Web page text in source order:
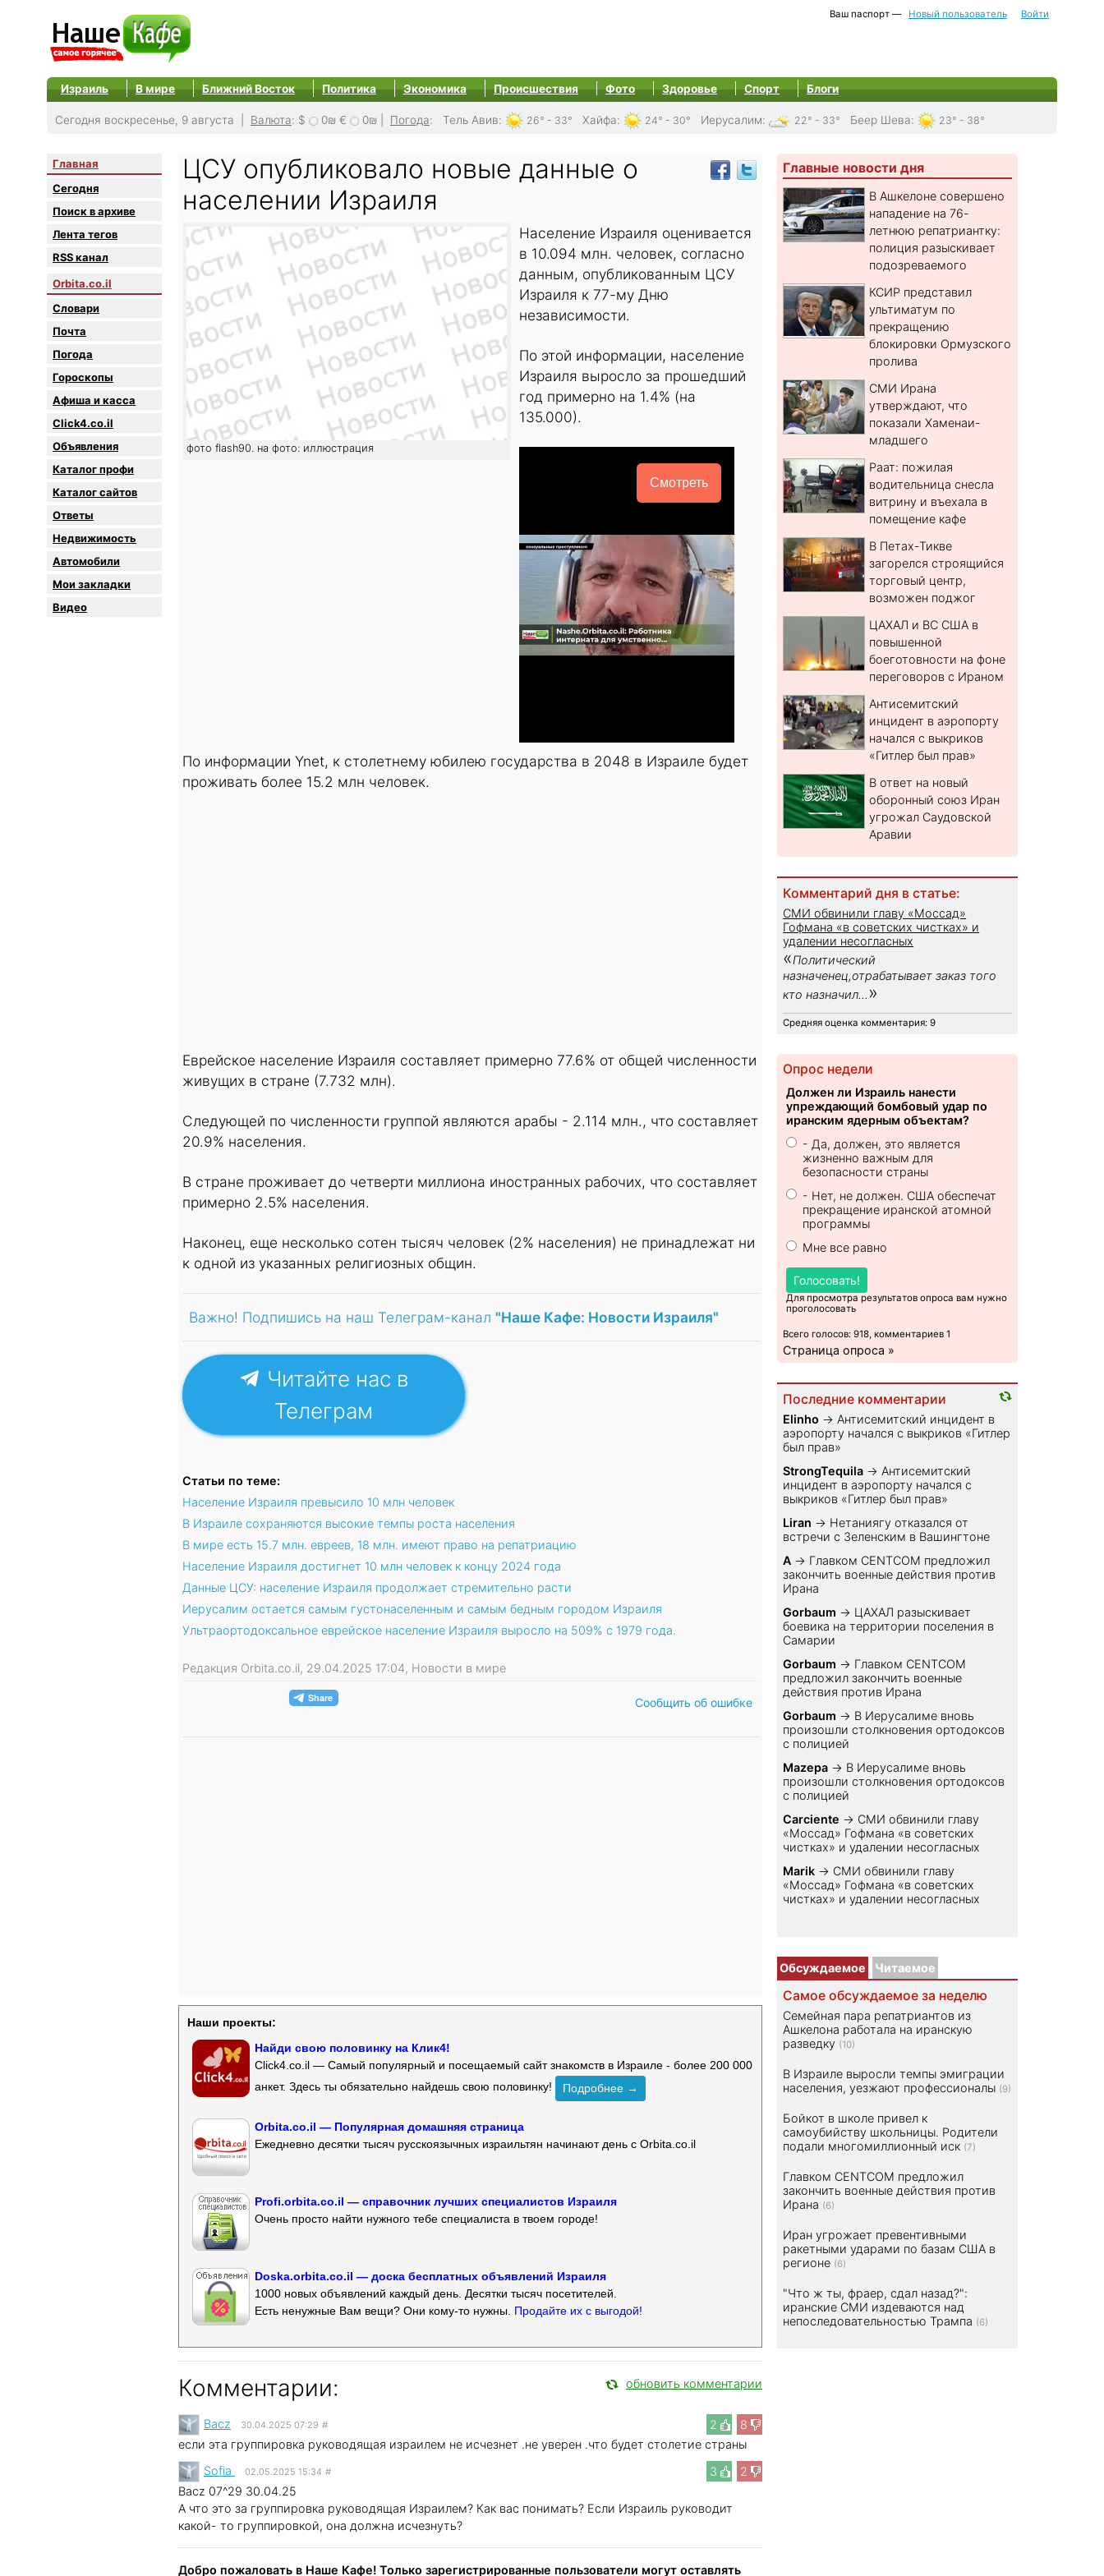
Ваш паспорт — Новый пользователь Войти
Израиль В мире Ближний Восток Политика Экономика Происшествия Фото Здоровье Спорт Блоги
Сегодня воскресенье, 9 августа | Валюта: $ 0₪ € 0₪ Погода: Тель Авив: 26° - 33° Хайфа: 24° - 30° Иерусалим: 22° - 33° Беер Шева: 23° - 38°
Главная
Сегодня
Поиск в архиве
Лента тегов
RSS канал
Orbita.co.il
Словари
Почта
Погода
Гороскопы
Афиша и касса
Click4.co.il
Объявления
Каталог профи
Каталог сайтов
Oтветы
Недвижимость
Автомобили
Мои закладки
Видео
ЦСУ опубликовало новые данные о
населении Израиля
фото flash90. на фото: иллюстрация
Население Израиля оценивается
в 10.094 млн. человек, согласно
данным, опубликованным ЦСУ
Израиля к 77-му Дню
независимости.
По этой информации, население
Израиля выросло за прошедший
год примерно на 1.4% (на
135.000).
Смотреть
По информации Ynet, к столетнему юбилею государства в 2048 в Израиле будет
проживать более 15.2 млн человек.
Еврейское население Израиля составляет примерно 77.6% от общей численности
живущих в стране (7.732 млн).
Следующей по численности группой являются арабы - 2.114 млн., что составляет
20.9% населения.
В стране проживает до четверти миллиона иностранных рабочих, что составляет
примерно 2.5% населения.
Наконец, еще несколько сотен тысяч человек (2% населения) не принадлежат ни
к одной из указанных религиозных общин.
Важно! Подпишись на наш Телеграм-канал "Наше Кафе: Новости Израиля"
Читайте нас в
Телеграм
Статьи по теме:
Население Израиля превысило 10 млн человек
В Израиле сохраняются высокие темпы роста населения
В мире есть 15.7 млн. евреев, 18 млн. имеют право на репатриацию
Население Израиля достигнет 10 млн человек к концу 2024 года
Данные ЦСУ: население Израиля продолжает стремительно расти
Иерусалим остается самым густонаселенным и самым бедным городом Израиля
Ультраортодоксальное еврейское население Израиля выросло на 509% с 1979 года.
Редакция Orbita.co.il, 29.04.2025 17:04, Новости в мире
Сообщить об ошибке
Наши проекты:
Найди свою половинку на Клик4!
Click4.co.il — Самый популярный и посещаемый сайт знакомств в Израиле - более 200 000
анкет. Здесь ты обязательно найдешь свою половинку!
Подробнее →
Orbita.co.il — Популярная домашняя страница
Ежедневно десятки тысяч русскоязычных израильтян начинают день с Orbita.co.il
Profi.orbita.co.il — справочник лучших специалистов Израиля
Очень просто найти нужного тебе специалиста в твоем городе!
Doska.orbita.co.il — доска бесплатных объявлений Израиля
1000 новых объявлений каждый день. Десятки тысяч посетителей.
Есть ненужные Вам вещи? Они кому-то нужны. Продайте их с выгодой!
Комментарии: обновить комментарии
2 8
Bacz 30.04.2025 07:29 #
если эта группировка руководящая израилем не исчезнет .не уверен .что будет столетие страны
3
2
Sofia 02.05.2025 15:34 #
Bacz 07^29 30.04.25
А что это за группировка руководящая Израилем? Как вас понимать? Если Израиль руководит
какой- то группировкой, она должна исчезнуть?
Добро пожаловать в Наше Кафе! Только зарегистрированные пользователи могут оставлять
Главные новости дня
В Ашкелоне совершено
нападение на 76-
летнюю репатриантку:
полиция разыскивает
подозреваемого
КСИР представил
ультиматум по
прекращению
блокировки Ормузского
пролива
СМИ Ирана
утверждают, что
показали Хаменаи-
младшего
Раат: пожилая
водительница снесла
витрину и въехала в
помещение кафе
В Петах-Тикве
загорелся строящийся
торговый центр,
возможен поджог
ЦАХАЛ и ВС США в
повышенной
боеготовности на фоне
переговоров с Ираном
Антисемитский
инцидент в аэропорту
начался с выкриков
«Гитлер был прав»
В ответ на новый
оборонный союз Иран
угрожал Саудовской
Аравии
Комментарий дня в статье:
СМИ обвинили главу «Моссад»
Гофмана «в советских чистках» и
удалении несогласных
«Политический
назначенец,отрабатывает заказ того
кто назначил... »
Средняя оценка комментария: 9
Опрос недели
Должен ли Израиль нанести
упреждающий бомбовый удар по
иранским ядерным объектам?
- Да, должен, это является
жизненно важным для
безопасности страны
- Нет, не должен. США обеспечат
прекращение иранской атомной
программы
Мне все равно
Голосовать!
Для просмотра результатов опроса вам нужно
проголосовать
Всего голосов: 918, комментариев 1
Страница опроса »
Последние комментарии
Elinho → Антисемитский инцидент в
аэропорту начался с выкриков «Гитлер
был прав»
StrongTequila → Антисемитский
инцидент в аэропорту начался с
выкриков «Гитлер был прав»
Liran → Нетаниягу отказался от
встречи с Зеленским в Вашингтоне
A → Главком CENTCOM предложил
закончить военные действия против
Ирана
Gorbaum → ЦАХАЛ разыскивает
боевика на территории поселения в
Самарии
Gorbaum → Главком CENTCOM
предложил закончить военные
действия против Ирана
Gorbaum → В Иерусалиме вновь
произошли столкновения ортодоксов
с полицией
Mazepa → В Иерусалиме вновь
произошли столкновения ортодоксов
с полицией
Carciente → СМИ обвинили главу
«Моссад» Гофмана «в советских
чистках» и удалении несогласных
Marik → СМИ обвинили главу
«Моссад» Гофмана «в советских
чистках» и удалении несогласных
Обсуждаемое Читаемое
Самое обсуждаемое за неделю
Семейная пара репатриантов из
Ашкелона работала на иранскую
разведку (10)
В Израиле выросли темпы эмиграции
населения, уезжают профессионалы (9)
Бойкот в школе привел к
самоубийству школьницы. Родители
подали многомиллионный иск (7)
Главком CENTCOM предложил
закончить военные действия против
Ирана (6)
Иран угрожает превентивными
ракетными ударами по базам США в
регионе (6)
"Что ж ты, фраер, сдал назад?":
иранские СМИ издеваются над
непоследовательностью Трампа (6)